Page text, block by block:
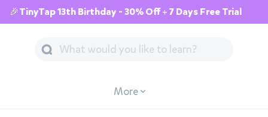
🎉TinyTap 13th Birthday - 30% Off + 7 Days Free Trial
More